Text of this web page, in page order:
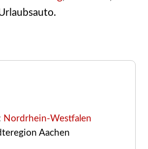
Nordrhein-Westfalen
Aachen